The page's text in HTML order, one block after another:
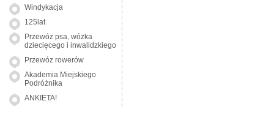
Windykacja
125lat
Przewóz psa, wózka
dziecięcego i inwalidzkiego
Przewóz rowerów
Akademia Miejskiego
Podróżnika
ANKIETA!